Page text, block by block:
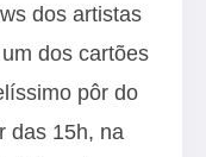
dos artistas
dos cartões
pôr do
das 15h, na